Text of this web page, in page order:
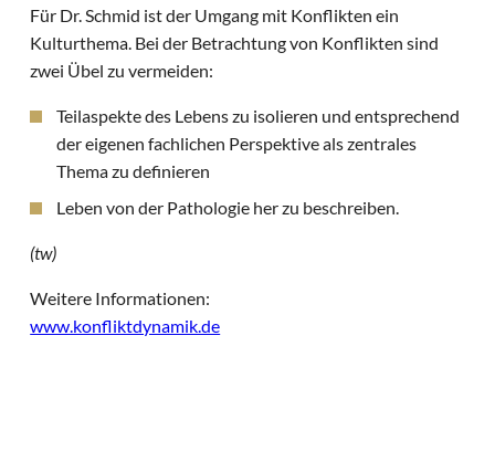
Für Dr. Schmid ist der Umgang mit Konflikten ein
Kulturthema. Bei der Betrachtung von Konflikten sind
zwei Übel zu vermeiden:
Teilaspekte des Lebens zu isolieren und entsprechend
der eigenen fachlichen Perspektive als zentrales
Thema zu definieren
Leben von der Pathologie her zu beschreiben.
(tw)
Weitere Informationen:
www.konfliktdynamik.de